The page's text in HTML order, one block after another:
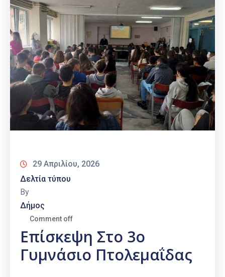
29 Απριλίου, 2026
Δελτία τύπου
By
Δήμος
Comment off
Επίσκεψη Στο 3ο
Γυμνάσιο Πτολεμαΐδας